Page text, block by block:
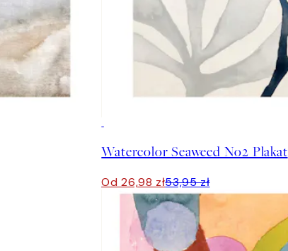
Watercolor Seaweed No2 Plakat
Od 26,98 zł53,95 zł